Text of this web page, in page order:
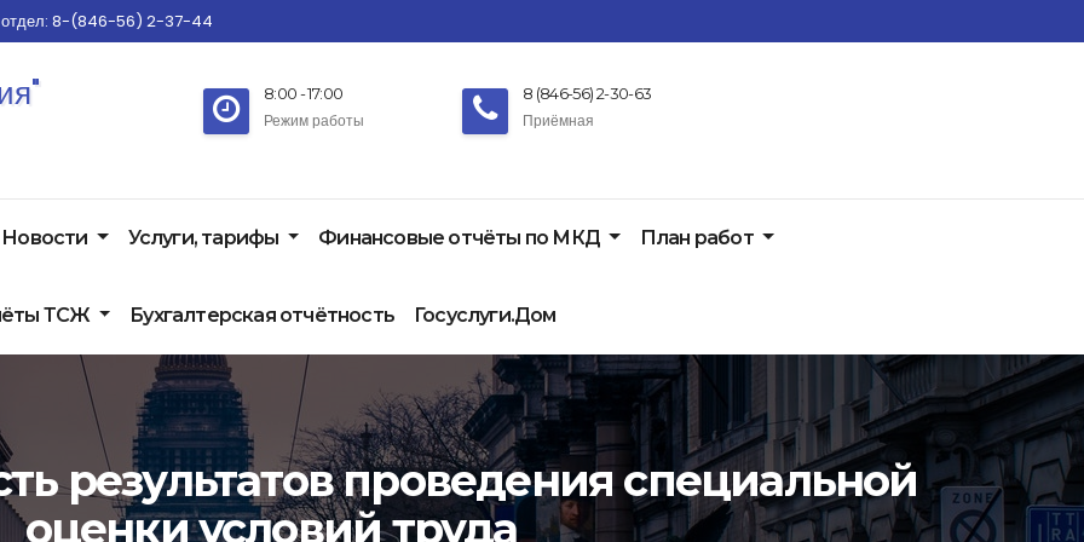
отдел: 8-(846-56) 2-37-44
8:00 - 17:00
Режим работы
8 (846-56) 2-30-63
Приёмная
Новости Услуги, тарифы Финансовые отчёты по МКД План работ
ТСЖ Бухгалтерская отчётность Госуслуги.Дом
результатов проведения специальной
оценки условий труда